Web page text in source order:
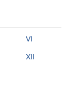
VI
XII